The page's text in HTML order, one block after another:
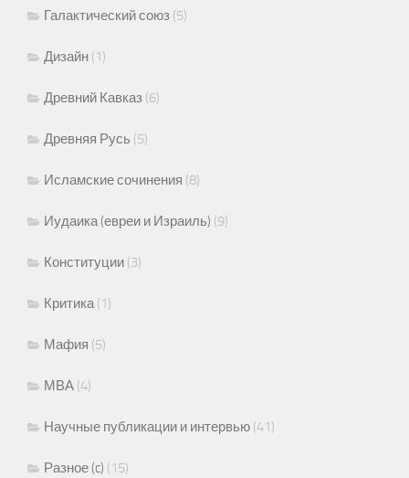
Галактический союз (5)
Дизайн (1)
Древний Кавказ (6)
Древняя Русь (5)
Исламские сочинения (8)
Иудаика (евреи и Израиль) (9)
Конституции (3)
Критика(1)
Мафия (5)
МВА (4)
Научные публикации и интервью (41)
Разное (c) (15)